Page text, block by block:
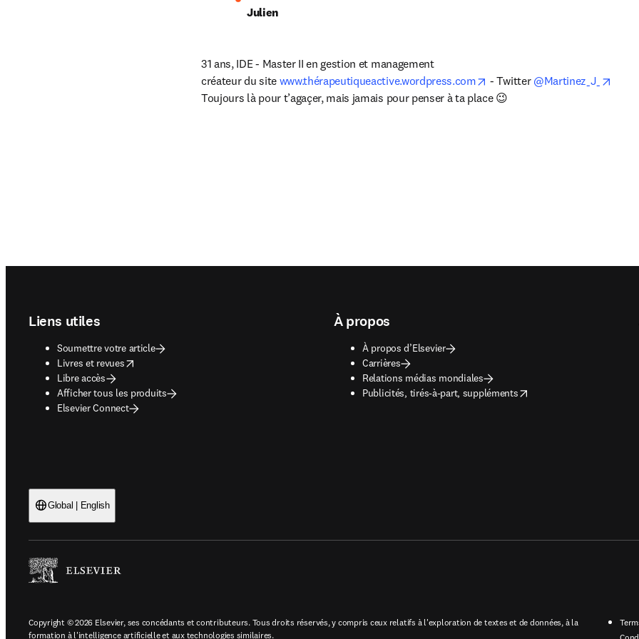
Julien
31 ans, IDE - Master II en gestion et management
créateur du site www.thérapeutiqueactive.wordpress.com opens in new tab/window
- Twitter @Martinez_J_
Toujours là pour t’agaçer, mais jamais pour penser à ta place 😉
Liens utiles
Soumettre votre article
Livres et revues
opens in new tab/window
Libre accès
Afficher tous les produits
Elsevier Connect
À propos
À propos d’Elsevier
Carrières
Relations médias mondiales
Publicités, tirés-à-part, suppléments
opens in new tab/window
Global | English
Copyright © 2026 Elsevier, ses concédants et contributeurs. Tous droits réservés, y compris ceux relatifs à l'exploration de textes et de données, à la
formation à l'intelligence artificielle et aux technologies similaires.